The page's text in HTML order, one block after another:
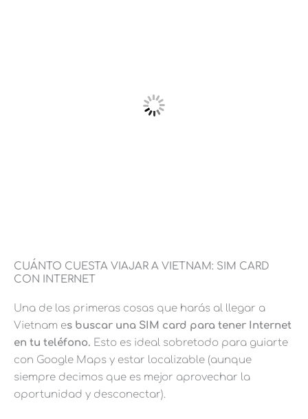
CUÁNTO CUESTA VIAJAR A VIETNAM: SIM CARD
CON INTERNET
Una de las primeras cosas que harás al llegar a
Vietnam es buscar una SIM card para tener Internet
en tu teléfono. Esto es ideal sobretodo para guiarte
con Google Maps y estar localizable (aunque
siempre decimos que es mejor aprovechar la
oportunidad y desconectar).